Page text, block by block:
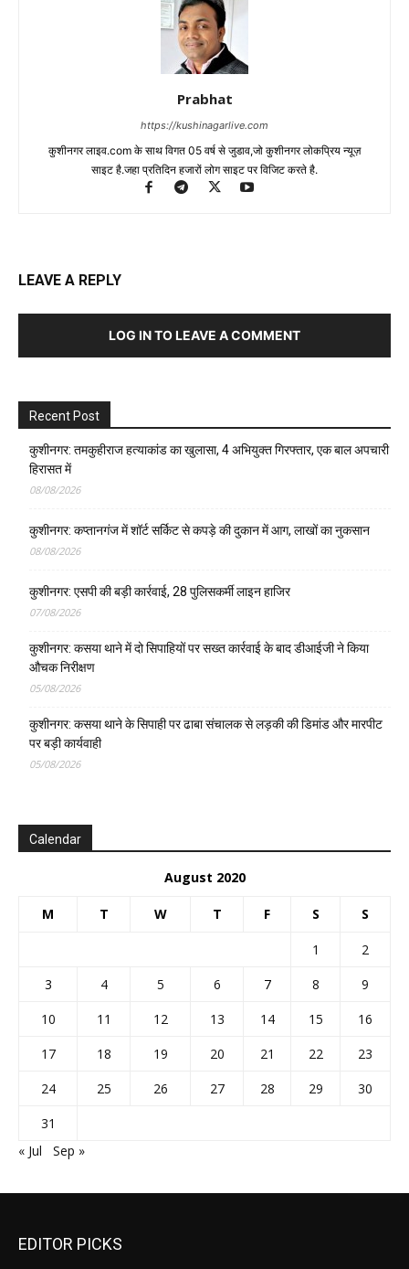
Prabhat
https://kushinagarlive.com
कुशीनगर लाइव.com के साथ विगत 05 वर्ष से जुडाव,जो कुशीनगर लोकप्रिय न्यूज़
साइट है.जहा प्रतिदिन हजारों लोग साइट पर विजिट करते है.
LEAVE A REPLY
LOG IN TO LEAVE A COMMENT
Recent Post
कुशीनगर: तमकुहीराज हत्याकांड का खुलासा, 4 अभियुक्त गिरफ्तार, एक बाल अपचारी
हिरासत में
08/08/2026
कुशीनगर: कप्तानगंज में शॉर्ट सर्किट से कपड़े की दुकान में आग, लाखों का नुकसान
08/08/2026
कुशीनगर: एसपी की बड़ी कार्रवाई, 28 पुलिसकर्मी लाइन हाजिर
07/08/2026
कुशीनगर: कसया थाने में दो सिपाहियों पर सख्त कार्रवाई के बाद डीआईजी ने किया
औचक निरीक्षण
05/08/2026
कुशीनगर: कसया थाने के सिपाही पर ढाबा संचालक से लड़की की डिमांड और मारपीट
पर बड़ी कार्यवाही
05/08/2026
Calendar
August 2020
M T W T F S S
1
2
3
4 5 6 7 8
9
10
11 12 13 14 15
16
17
18 19 20 21 22
23
24
25 26 27 28 29
30
31
« Jul
Sep »
EDITOR PICKS